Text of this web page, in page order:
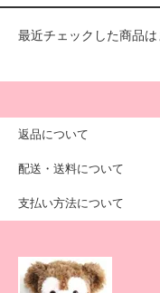
最近チェックした商品は
返品について
配送・送料について
支払い方法について